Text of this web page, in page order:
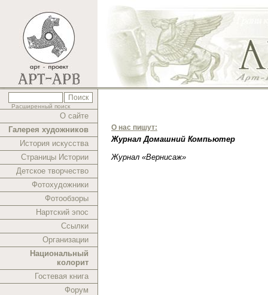
Расширенный поиск
О сайте
Галерея художников
История искусства
Страницы Истории
Детское творчество
Фотохудожники
Фотообзоры
Нартский эпос
Ссылки
Организации
Национальный
колорит
Гостевая книга
Форум
О нас пишут:
Журнал Домашний Компьютер
Журнал «Вернисаж»